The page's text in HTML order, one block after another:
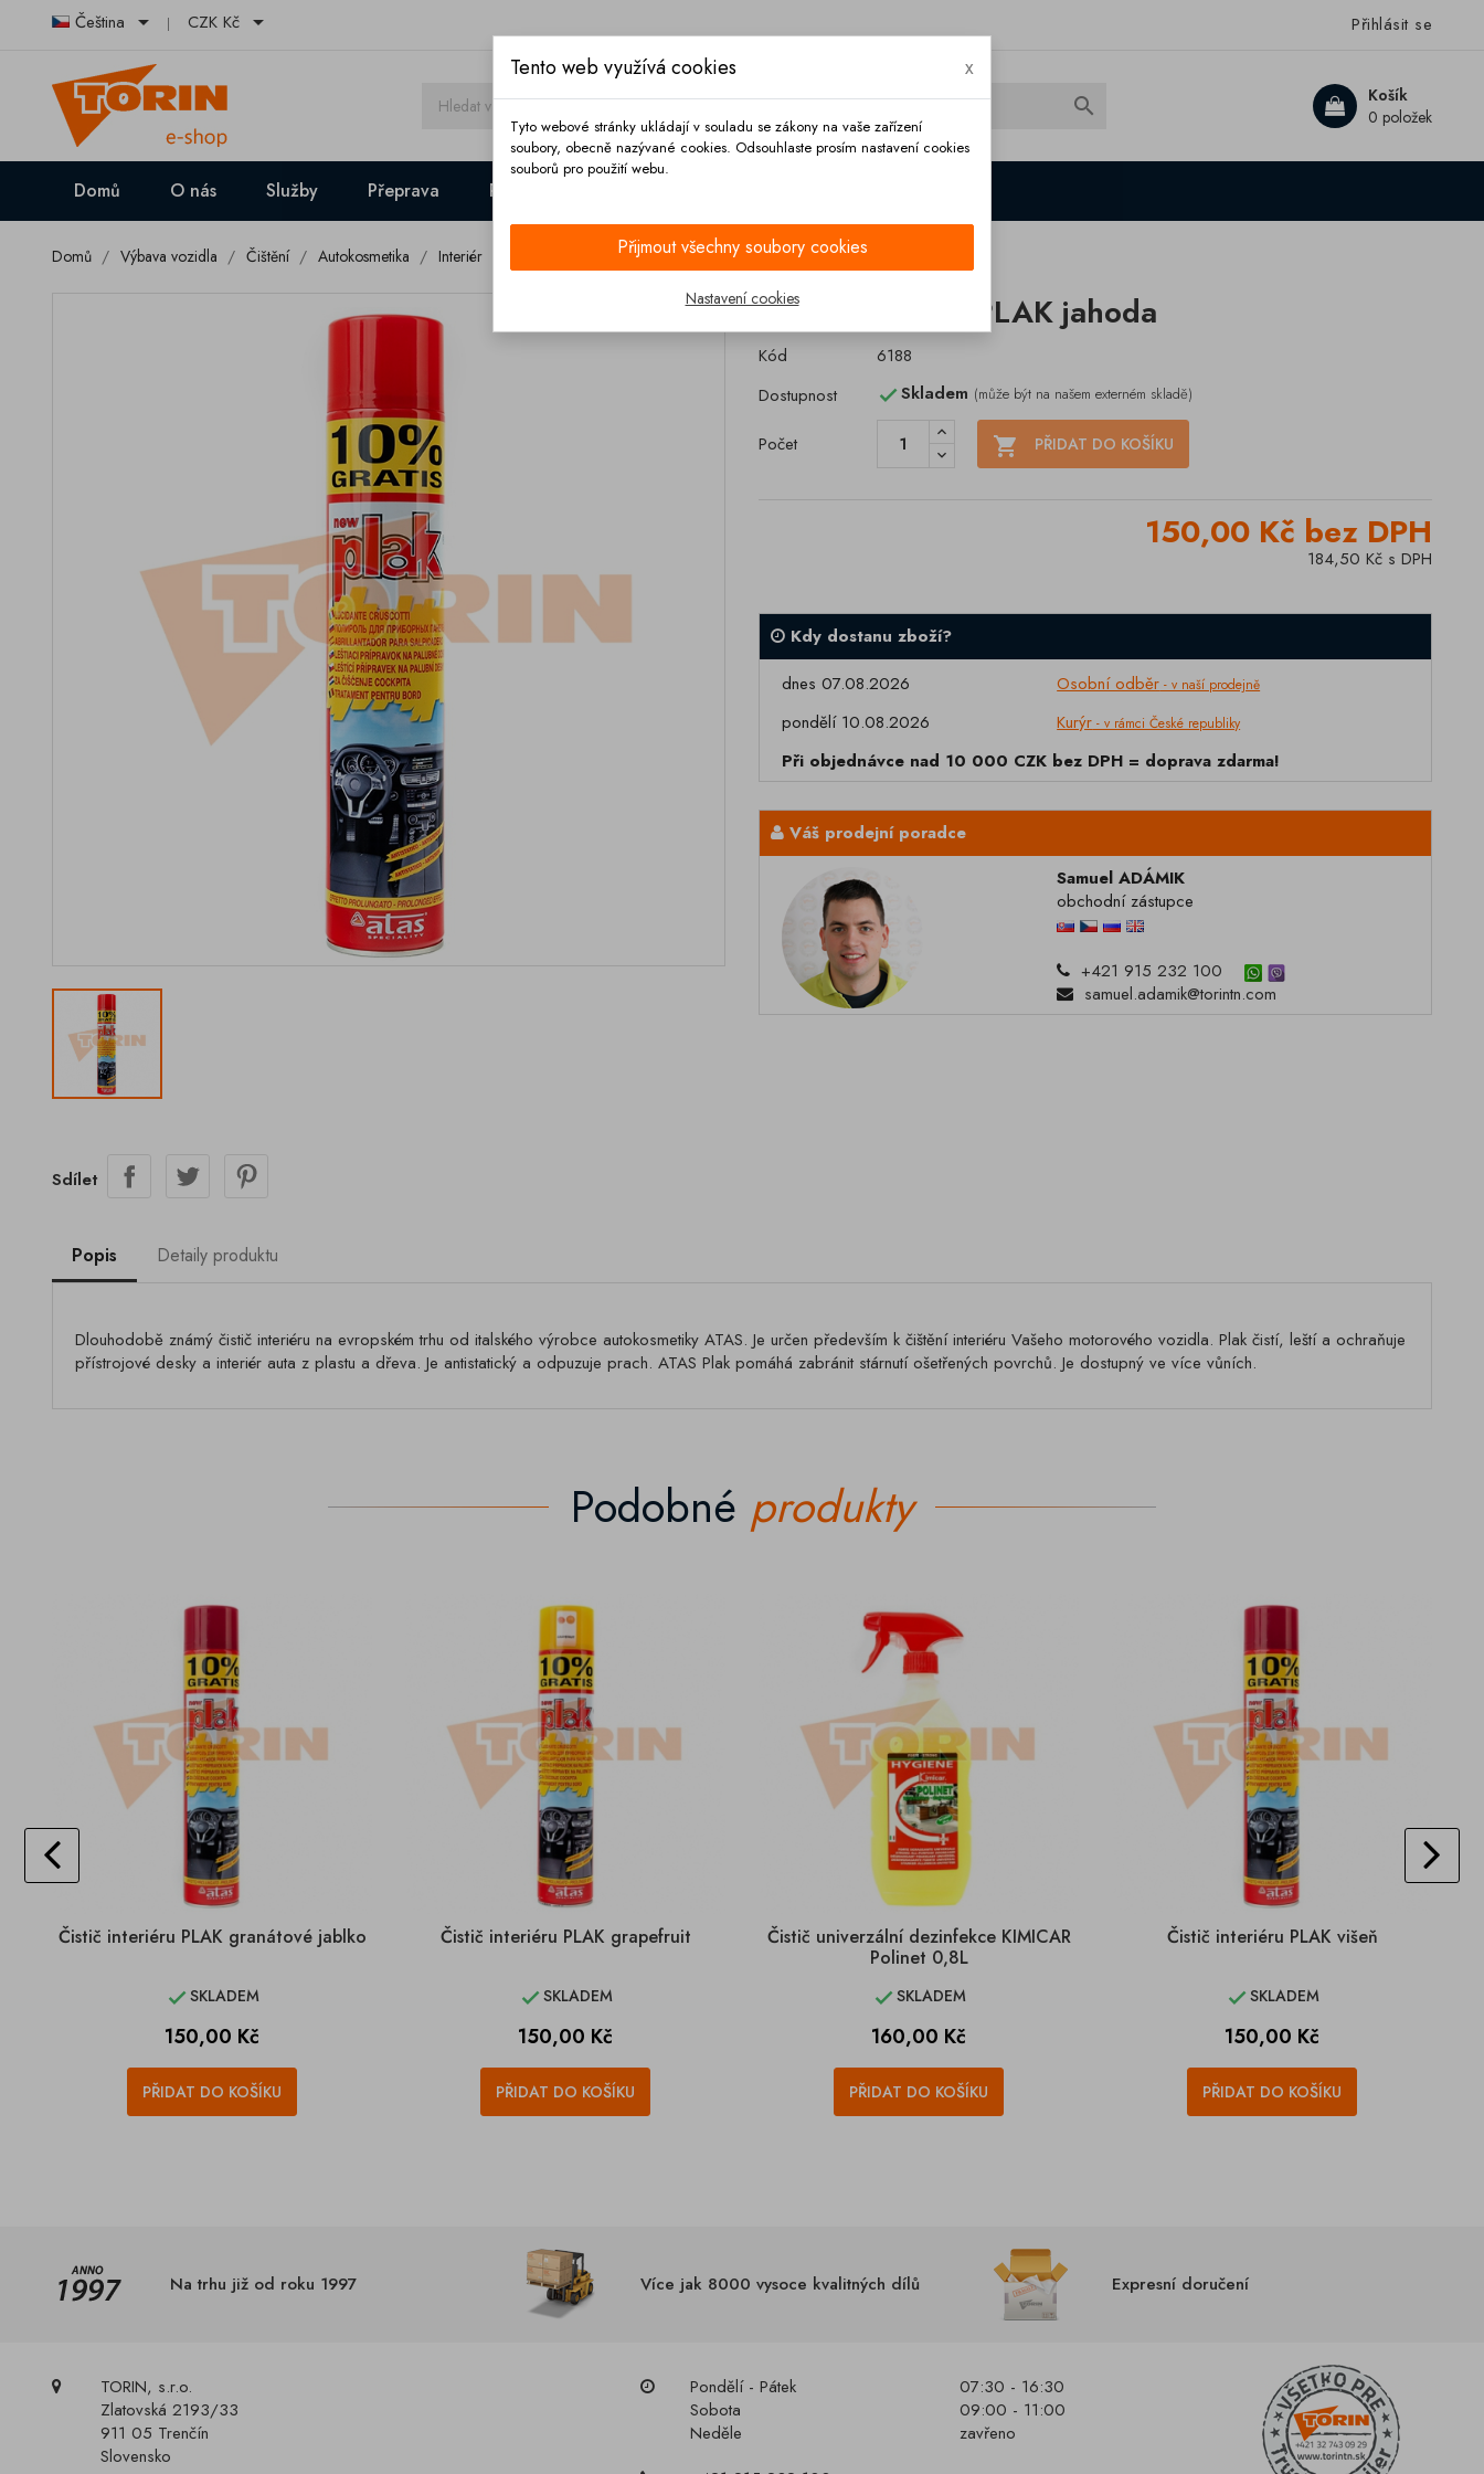
Čeština  CZK Kč  Přihlásit se
Košík
0 položek

Domů O nás Služby Přeprava Platba
Domů Výbava vozidla Čištění Autokosmetika Interiér Čistič interiéru PLAK jahoda
Čistič interiéru PLAK jahoda
Kód
6188
Dostupnost
Skladem (může být na našem externém skladě)
Počet  PŘIDAT DO KOŠÍKU
150,00 Kč bez DPH
184,50 Kč s DPH
Kdy dostanu zboží?
dnes 07.08.2026
Osobní odběr - v naší prodejně
pondělí 10.08.2026 Kurýr - v rámci České republiky
Při objednávce nad 10 000 CZK bez DPH = doprava zdarma!
Váš prodejní poradce
Samuel ADÁMIK
obchodní zástupce
+421 915 232 100
samuel.adamik@torintn.com
Sdílet
Popis Detaily produktu
Dlouhodobě známý čistič interiéru na evropském trhu od italského výrobce autokosmetiky ATAS. Je určen především k čištění interiéru Vašeho motorového vozidla. Plak čistí, leští a ochraňuje
přístrojové desky a interiér auta z plastu a dřeva. Je antistatický a odpuzuje prach. ATAS Plak pomáhá zabránit stárnutí ošetřených povrchů. Je dostupný ve více vůních.
Podobné produkty
Čistič interiéru PLAK granátové jablko
SKLADEM
Cena
150,00 Kč
PŘIDAT DO KOŠÍKU
Čistič interiéru PLAK grapefruit
SKLADEM
Cena
150,00 Kč
PŘIDAT DO KOŠÍKU
Čistič univerzální dezinfekce KIMICAR
Polinet 0,8L
SKLADEM
Cena
160,00 Kč
PŘIDAT DO KOŠÍKU
Čistič interiéru PLAK višeň
SKLADEM
Cena
150,00 Kč
PŘIDAT DO KOŠÍKU
Na trhu již od roku 1997 Více jak 8000 vysoce kvalitných dílů Expresní doručení
TORIN, s.r.o.
Zlatovská 2193/33
911 05 Trenčín
Slovensko
Pondělí - Pátek
07:30 - 16:30
Sobota
09:00 - 11:00
Neděle
zavřeno
Tento web využívá cookies x
Tyto webové stránky ukládají v souladu se zákony na vaše zařízení
soubory, obecně nazývané cookies. Odsouhlaste prosím nastavení cookies
souborů pro použití webu.
Přijmout všechny soubory cookies
Nastavení cookies